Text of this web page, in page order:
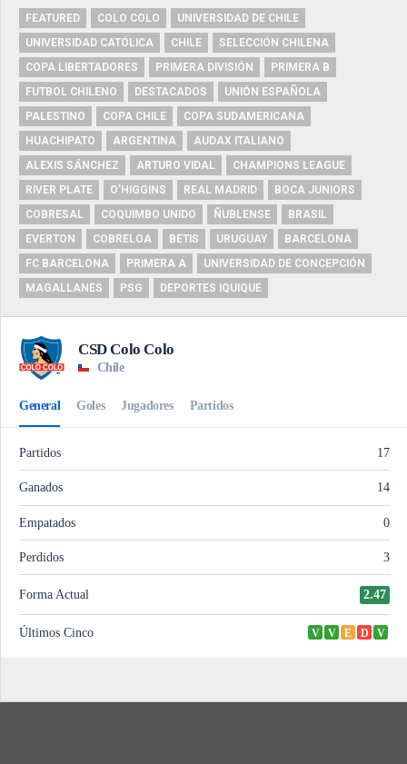
FEATURED COLO COLO
UNIVERSIDAD DE CHILE
UNIVERSIDAD CATÓLICA
CHILE
SELECCIÓN CHILENA
COPA LIBERTADORES
PRIMERA DIVISIÓN
PRIMERA B
FUTBOL CHILENO
DESTACADOS
UNIÓN ESPAÑOLA
PALESTINO
COPA CHILE
COPA SUDAMERICANA
HUACHIPATO
ARGENTINA
AUDAX ITALIANO
ALEXIS SÁNCHEZ
ARTURO VIDAL
CHAMPIONS LEAGUE
RIVER PLATE
O'HIGGINS REAL MADRID
BOCA JUNIORS
COBRESAL
COQUIMBO UNIDO ÑUBLENSE
BRASIL
EVERTON
COBRELOA BETIS URUGUAY
BARCELONA
FC BARCELONA
PRIMERA A
UNIVERSIDAD DE CONCEPCIÓN
MAGALLANES
PSG DEPORTES IQUIQUE